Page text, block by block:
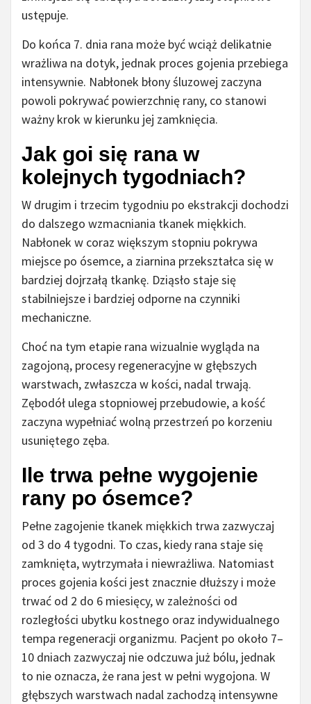
ustępuje.
Do końca 7. dnia rana może być wciąż delikatnie
wrażliwa na dotyk, jednak proces gojenia przebiega
intensywnie. Nabłonek błony śluzowej zaczyna
powoli pokrywać powierzchnię rany, co stanowi
ważny krok w kierunku jej zamknięcia.
Jak goi się rana w
kolejnych tygodniach?
W drugim i trzecim tygodniu po ekstrakcji dochodzi
do dalszego wzmacniania tkanek miękkich.
Nabłonek w coraz większym stopniu pokrywa
miejsce po ósemce, a ziarnina przekształca się w
bardziej dojrzałą tkankę. Dziąsło staje się
stabilniejsze i bardziej odporne na czynniki
mechaniczne.
Choć na tym etapie rana wizualnie wygląda na
zagojoną, procesy regeneracyjne w głębszych
warstwach, zwłaszcza w kości, nadal trwają.
Zębodół ulega stopniowej przebudowie, a kość
zaczyna wypełniać wolną przestrzeń po korzeniu
usuniętego zęba.
Ile trwa pełne wygojenie
rany po ósemce?
Pełne zagojenie tkanek miękkich trwa zazwyczaj
od 3 do 4 tygodni. To czas, kiedy rana staje się
zamknięta, wytrzymała i niewrażliwa. Natomiast
proces gojenia kości jest znacznie dłuższy i może
trwać od 2 do 6 miesięcy, w zależności od
rozległości ubytku kostnego oraz indywidualnego
tempa regeneracji organizmu. Pacjent po około 7–
10 dniach zazwyczaj nie odczuwa już bólu, jednak
to nie oznacza, że rana jest w pełni wygojona. W
głębszych warstwach nadal zachodzą intensywne